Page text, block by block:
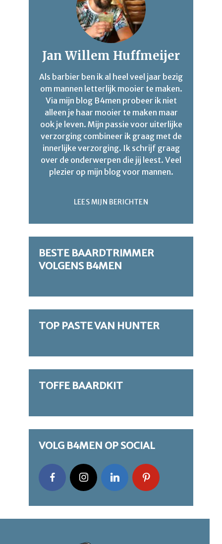
Jan Willem Huffmeijer
Als barbier ben ik al heel veel jaar bezig
om mannen letterlijk mooier te maken.
Via mijn blog B4men probeer ik niet
alleen je haar mooier te maken maar
ook je leven. Mijn passie voor uiterlijke
verzorging combineer ik graag met de
innerlijke verzorging. Ik schrijf graag
over de onderwerpen die jij leest. Veel
plezier op mijn blog voor mannen.
LEES MIJN BERICHTEN
BESTE BAARDTRIMMER
VOLGENS B4MEN
TOP PASTE VAN HUNTER
TOFFE BAARDKIT
VOLG B4MEN OP SOCIAL